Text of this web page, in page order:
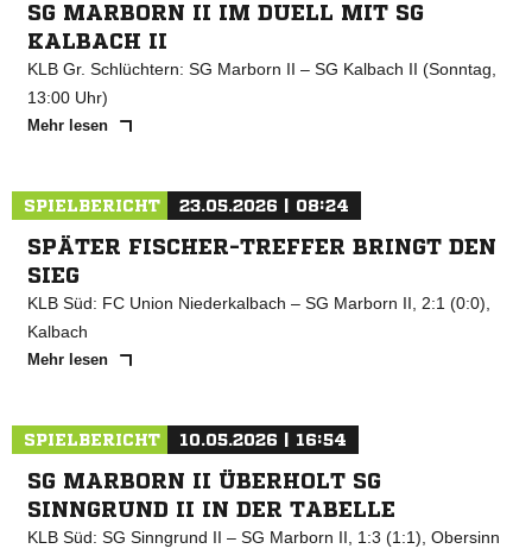
SG MARBORN II IM DUELL MIT SG
KALBACH II
KLB Gr. Schlüchtern: SG Marborn II – SG Kalbach II (Sonntag,
13:00 Uhr)
Mehr lesen
SPIELBERICHT 23.05.2026 | 08:24
SPÄTER FISCHER-TREFFER BRINGT DEN
SIEG
KLB Süd: FC Union Niederkalbach – SG Marborn II, 2:1 (0:0),
Kalbach
Mehr lesen
SPIELBERICHT 10.05.2026 | 16:54
SG MARBORN II ÜBERHOLT SG
SINNGRUND II IN DER TABELLE
KLB Süd: SG Sinngrund II – SG Marborn II, 1:3 (1:1), Obersinn